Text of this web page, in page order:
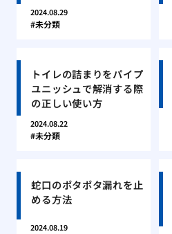
2024.08.29
未分類
トイレの詰まりをパイプ
ユニッシュで解消する際
の正しい使い方
2024.08.22
未分類
蛇口のポタポタ漏れを止
める方法
2024.08.19